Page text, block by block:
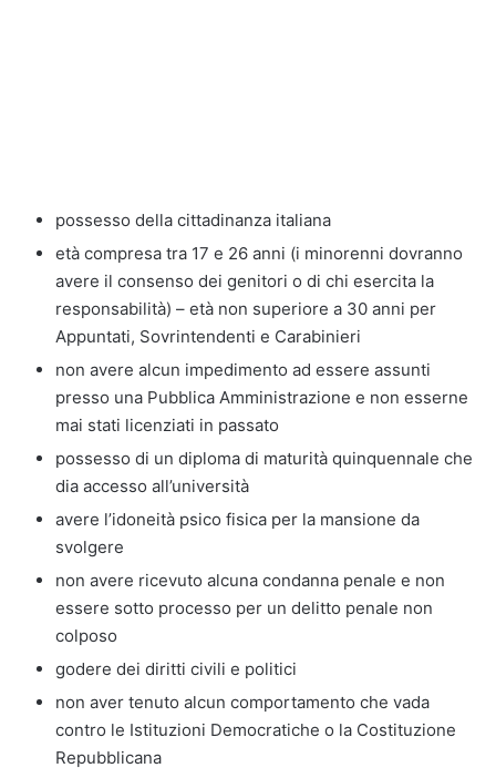
possesso della cittadinanza italiana
età compresa tra 17 e 26 anni (i minorenni dovranno
avere il consenso dei genitori o di chi esercita la
responsabilità) – età non superiore a 30 anni per
Appuntati, Sovrintendenti e Carabinieri
non avere alcun impedimento ad essere assunti
presso una Pubblica Amministrazione e non esserne
mai stati licenziati in passato
possesso di un diploma di maturità quinquennale che
dia accesso all’università
avere l’idoneità psico fisica per la mansione da
svolgere
non avere ricevuto alcuna condanna penale e non
essere sotto processo per un delitto penale non
colposo
godere dei diritti civili e politici
non aver tenuto alcun comportamento che vada
contro le Istituzioni Democratiche o la Costituzione
Repubblicana